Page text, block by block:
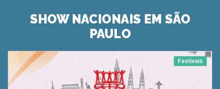
SHOW NACIONAIS EM SÃO
PAULO
Festivais